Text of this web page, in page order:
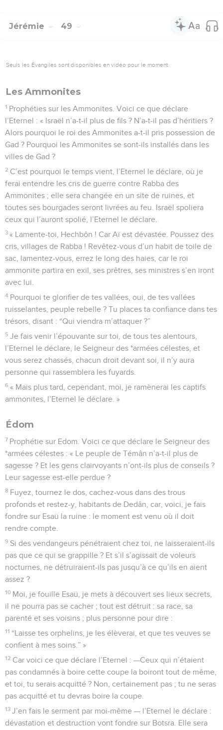
Jérémie 49
Seuls les Évangiles sont disponibles en vidéo pour le moment.
Les Ammonites
1 Prophéties sur les Ammonites. Voici ce que déclare
l’Eternel : « Israël n’a-t-il plus de fils ? N’a-t-il pas d’héritiers ?
Alors pourquoi le roi des Ammonites a-t-il pris possession de
Gad ? Pourquoi les Ammonites se sont-ils installés dans les
villes de Gad ?
2 C’est pourquoi le temps vient, l’Eternel le déclare, où je
ferai entendre les cris de guerre contre Rabba des
Ammonites ; elle sera changée en un site de ruines, et
toutes ses bourgades seront livrées au feu. Israël spoliera
ceux qui l’auront spolié, l’Eternel le déclare.
3 « Lamente-toi, Hechbôn ! Car Aï est dévastée. Poussez des
cris, villages de Rabba ! Revêtez-vous d’un habit de toile de
sac, lamentez-vous, errez le long des haies, car le roi
ammonite partira en exil, ses prêtres, ses ministres s’en iront
avec lui.
4 Pourquoi te glorifier de tes vallées, oui, de tes vallées
ruisselantes, peuple rebelle ? Tu places ta confiance dans tes
trésors, disant : “Qui viendra m’attaquer ?”
5 Je fais venir l’épouvante sur toi, de tous tes alentours,
l’Eternel le déclare, le Seigneur des *armées célestes, et
vous serez chassés, chacun droit devant soi, il n’y aura
personne qui rassemblera les fuyards.
6 « Mais plus tard, cependant, moi, je ramènerai les captifs
ammonites, l’Eternel le déclare. »
Édom
7 Prophétie sur Edom. Voici ce que déclare le Seigneur des
*armées célestes : « Le peuple de Témân n’a-t-il plus de
sagesse ? Et les gens clairvoyants n’ont-ils plus de conseils ?
Leur sagesse est-elle perdue ?
8 Fuyez, tournez le dos, cachez-vous dans des trous
profonds et restez-y, habitants de Dedân, car, voici, je fais
fondre sur Esaü la ruine : le moment est venu où il doit
rendre compte.
9 Si des vendangeurs pénétraient chez toi, ne laisseraient-ils
pas que ce qui se grappille ? Et s’il s’agissait de voleurs
nocturnes, ne détruiraient-ils pas jusqu’à ce qu’ils en aient
assez ?
10 Moi, je fouille Esaü, je mets à découvert ses lieux secrets,
il ne pourra pas se cacher ; tout est détruit : sa race, sa
parenté et ses voisins ; plus personne pour dire :
11 “Laisse tes orphelins, je les élèverai, et que tes veuves se
confient à mes soins.” »
12 Car voici ce que déclare l’Eternel : —Ceux qui n’étaient
pas condamnés à boire cette coupe la boiront tout de même,
et toi, tu serais acquitté ? Non, certainement pas ; tu ne seras
pas acquitté et tu devras boire la coupe.
13 J’en fais le serment par moi-même — l’Eternel le déclare :
dévastation et destruction vont fondre sur Botsra. Elle sera